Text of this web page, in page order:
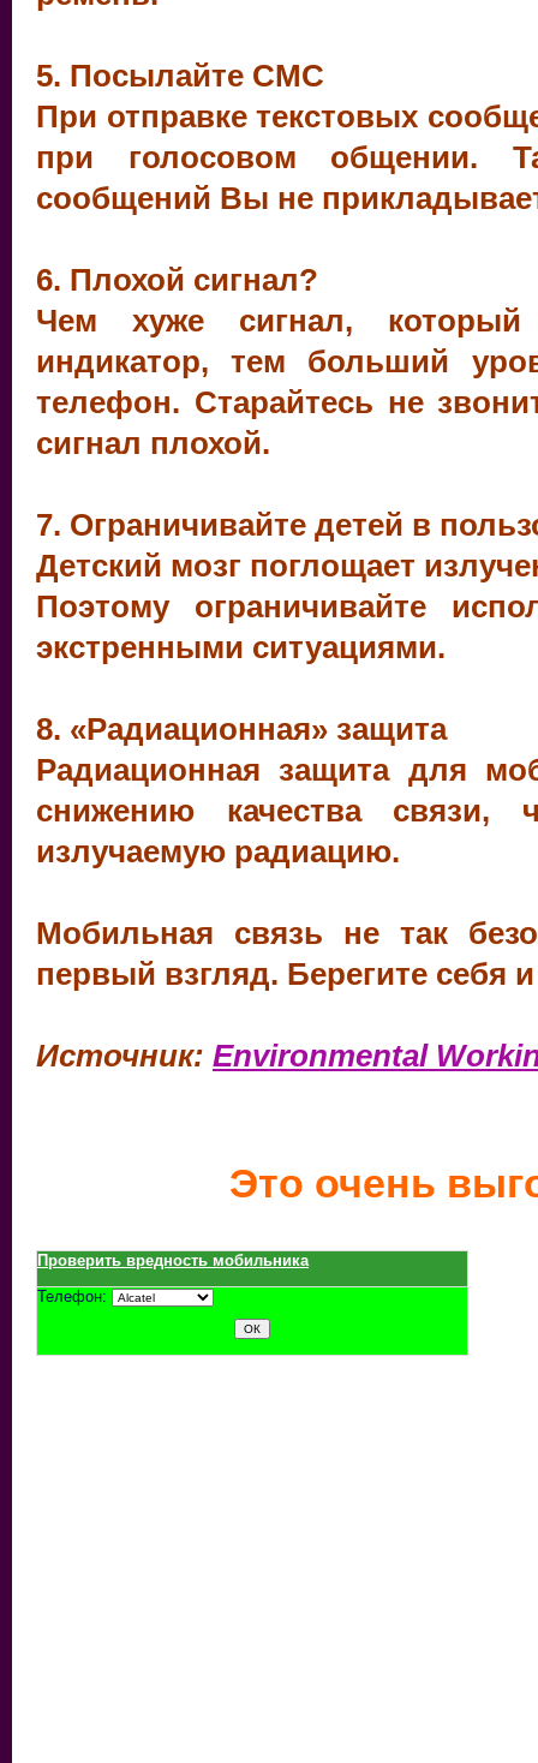
5. Посылайте СМС
При отправке текстовых
при голосовом общении.
сообщений Вы не
6. Плохой сигнал?
Чем хуже сигнал, который
индикатор, тем больший
телефон. Старайтесь не
сигнал плохой.
7. Ограничивайте детей в
Детский мозг поглощает
Поэтому ограничивайте
экстренными ситуациями.
8. «Радиационная» защита
Радиационная защита для
снижению качества связи,
излучаемую радиацию.
Мобильная связь не так
первый взгляд. Берегите себя
Источник: Environmental
Это очень
Проверить вредность мобильника
Телефон: